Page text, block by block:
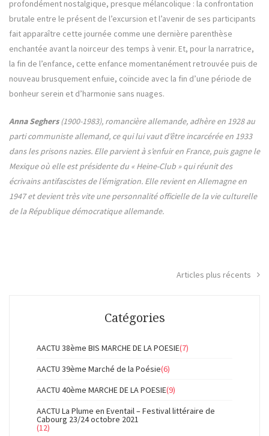
profondément nostalgique, presque mélancolique : la confrontation
brutale entre le présent de l’excursion et l’avenir de ses participants
fait apparaître cette journée comme une dernière parenthèse
enchantée avant la noirceur des temps à venir. Et, pour la narratrice,
la fin de l’enfance, cette enfance momentanément retrouvée puis de
nouveau brusquement enfuie, coïncide avec la fin d’une période de
bonheur serein et d’harmonie sans nuages.
Anna Seghers(1900-1983), romancière allemande, adhère en 1928 au
parti communiste allemand, ce qui lui vaut d’être incarcérée en 1933
dans les prisons nazies. Elle parvient à s’enfuir en France, puis gagne le
Mexique où elle est présidente du « Heine-Club » qui réunit des
écrivains antifascistes de l’émigration. Elle revient en Allemagne en
1947 et devient très vite une personnalité officielle de la vie culturelle
de la République démocratique allemande.
Articles plus récents
Catégories
AACTU 38ème BIS MARCHE DE LA POESIE(7)
AACTU 39ème Marché de la Poésie(6)
AACTU 40ème MARCHE DE LA POESIE(9)
AACTU La Plume en Eventail – Festival littéraire de
Cabourg 23/24 octobre 2021
(12)